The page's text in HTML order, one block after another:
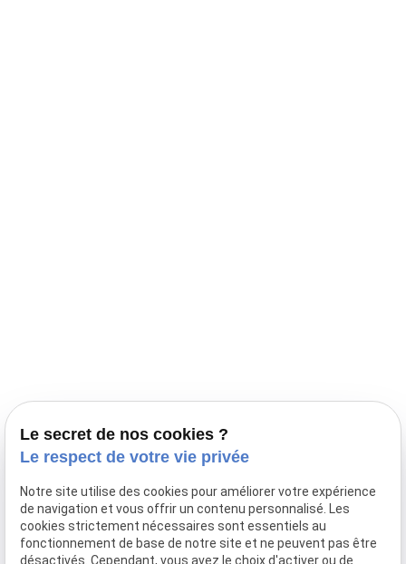
Pensions
03 28 68 82 00
06 80 84 45 90
Adresse
Le secret de nos cookies ?
Le respect de votre vie privée
Notre site utilise des cookies pour améliorer votre expérience
de navigation et vous offrir un contenu personnalisé. Les
cookies strictement nécessaires sont essentiels au
fonctionnement de base de notre site et ne peuvent pas être
désactivés. Cependant, vous avez le choix d'activer ou de